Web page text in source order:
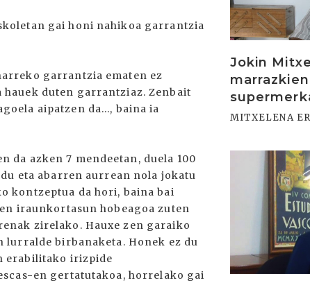
gai honi nahikoa garrantzia
garrantzia ematen ez
hauek duten garrantziaz. Zenbait
aipatzen da..., baina ia
da azken 7 mendeetan, duela 100
eta abarren aurrean nola jokatu
kontzeptua da hori, baina bai
iraunkortasun hobeagoa zuten
zirelako. Hauxe zen garaiko
lurralde birbanaketa. Honek ez du
erabilitako irizpide
en gertatutakoa, horrelako gai
Jokin
MITXELENA
Irakurri